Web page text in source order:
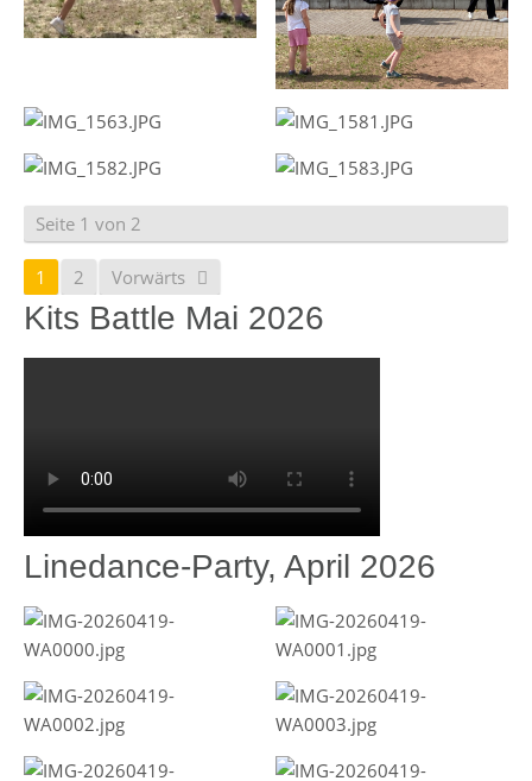
Seite 1 von 2
1 2 Vorwärts
Kits Battle Mai 2026
Linedance-Party, April 2026